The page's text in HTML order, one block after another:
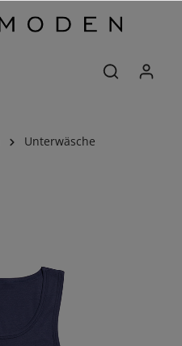
Unterwäsche